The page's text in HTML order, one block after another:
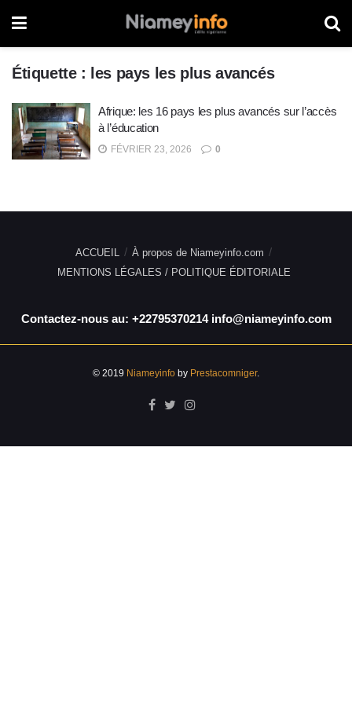
Étiquette : les pays les plus avancés
Afrique: les 16 pays les plus avancés sur l’accès
à l’éducation
FÉVRIER 23, 2026 0
ACCUEIL
À propos de Niameyinfo.com
MENTIONS LÉGALES / POLITIQUE ÉDITORIALE
Contactez-nous au: +22795370214 info@niameyinfo.com
© 2019 Niameyinfo by Prestacomniger.